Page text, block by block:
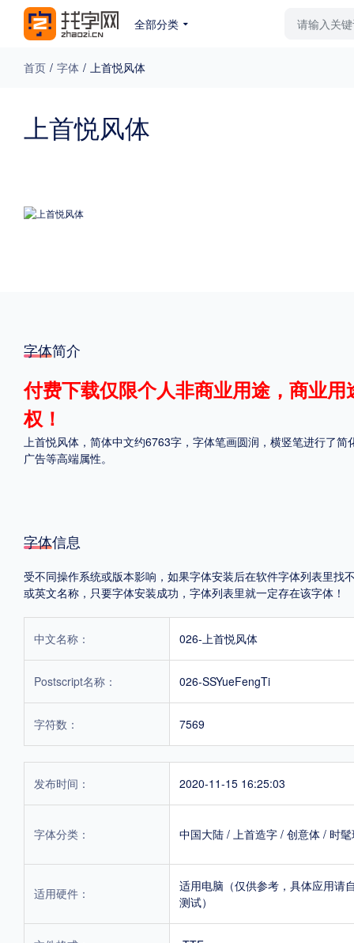
全部分类
免费下载 收费下载
格式
.TTF
POP字体下载 字库打包下载 海报素材下载
字体新闻 字体程序 字体人物
首页 / 字体 / 上首悦风体
上首悦风体
字体简介
付费下载仅限个人非商业用途，商业
权！
上首悦风体，简体中文约6763字，字体笔画圆润，横竖笔进行了
广告等高端属性。
字体信息
受不同操作系统或版本影响，如果字体安装后在软件字体列表里
或英文名称，只要字体安装成功，字体列表里就一定存在该字体！
中文名称： 026-上首悦风体
Postscript名称： 026-SSYueFengTi
字符数： 7569
发布时间： 2020-11-15 16:25:03
字体分类： 中国大陆 / 上首造字 / 创意体 / 时
适用硬件：
适用电脑（仅供参考，具体应用请
测试）